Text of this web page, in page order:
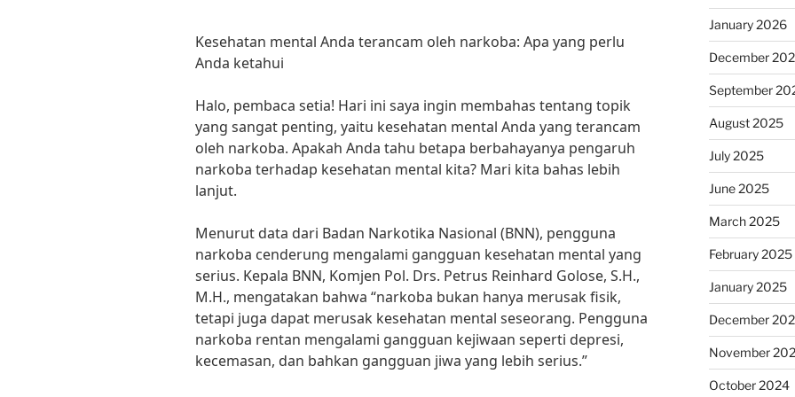
Kesehatan mental Anda terancam oleh narkoba: Apa yang perlu
Anda ketahui
Halo, pembaca setia! Hari ini saya ingin membahas tentang topik
yang sangat penting, yaitu kesehatan mental Anda yang terancam
oleh narkoba. Apakah Anda tahu betapa berbahayanya pengaruh
narkoba terhadap kesehatan mental kita? Mari kita bahas lebih
lanjut.
Menurut data dari Badan Narkotika Nasional (BNN), pengguna
narkoba cenderung mengalami gangguan kesehatan mental yang
serius. Kepala BNN, Komjen Pol. Drs. Petrus Reinhard Golose, S.H.,
M.H., mengatakan bahwa “narkoba bukan hanya merusak fisik,
tetapi juga dapat merusak kesehatan mental seseorang. Pengguna
narkoba rentan mengalami gangguan kejiwaan seperti depresi,
kecemasan, dan bahkan gangguan jiwa yang lebih serius.”
January 2026
December
September
August 2025
July 2025
June 2025
March 2025
February 2025
January 2025
December
November
October 2024